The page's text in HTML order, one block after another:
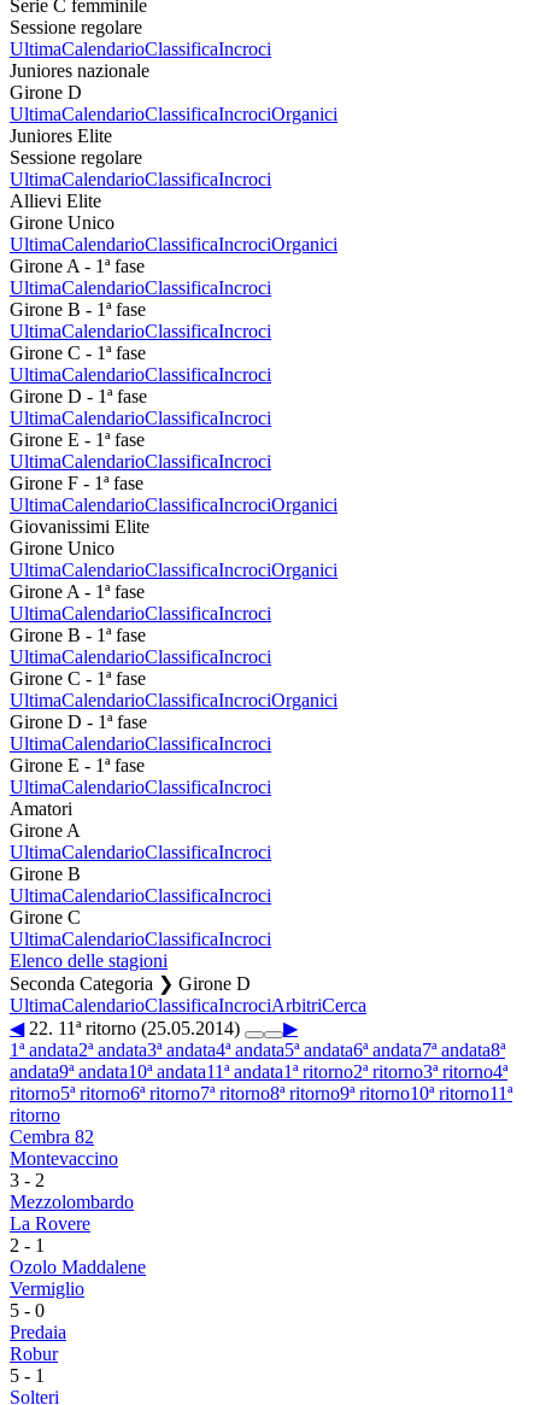
Serie C femminile
Sessione regolare
UltimaCalendarioClassificaIncroci
Juniores nazionale
Girone D
UltimaCalendarioClassificaIncrociOrganici
Juniores Elite
Sessione regolare
UltimaCalendarioClassificaIncroci
Allievi Elite
Girone Unico
UltimaCalendarioClassificaIncrociOrganici
Girone A - 1ª fase
UltimaCalendarioClassificaIncroci
Girone B - 1ª fase
UltimaCalendarioClassificaIncroci
Girone C - 1ª fase
UltimaCalendarioClassificaIncroci
Girone D - 1ª fase
UltimaCalendarioClassificaIncroci
Girone E - 1ª fase
UltimaCalendarioClassificaIncroci
Girone F - 1ª fase
UltimaCalendarioClassificaIncrociOrganici
Giovanissimi Elite
Girone Unico
UltimaCalendarioClassificaIncrociOrganici
Girone A - 1ª fase
UltimaCalendarioClassificaIncroci
Girone B - 1ª fase
UltimaCalendarioClassificaIncroci
Girone C - 1ª fase
UltimaCalendarioClassificaIncrociOrganici
Girone D - 1ª fase
UltimaCalendarioClassificaIncroci
Girone E - 1ª fase
UltimaCalendarioClassificaIncroci
Amatori
Girone A
UltimaCalendarioClassificaIncroci
Girone B
UltimaCalendarioClassificaIncroci
Girone C
UltimaCalendarioClassificaIncroci
Elenco delle stagioni
Seconda Categoria ❯ Girone D
UltimaCalendarioClassificaIncrociArbitriCerca
◀22. 11ª ritorno (25.05.2014)
▶
1ª andata2ª andata3ª andata4ª andata5ª andata6ª andata7ª andata8ª
andata9ª andata10ª andata11ª andata1ª ritorno2ª ritorno3ª ritorno4ª
ritorno5ª ritorno6ª ritorno7ª ritorno8ª ritorno9ª ritorno10ª ritorno11ª
ritorno
Cembra 82
Montevaccino
3 - 2
Mezzolombardo
La Rovere
2 - 1
Ozolo Maddalene
Vermiglio
5 - 0
Predaia
Robur
5 - 1
Solteri